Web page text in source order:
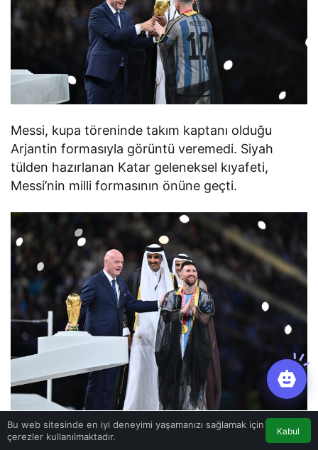
Messi, kupa töreninde takım kaptanı olduğu
Arjantin formasıyla görüntü veremedi. Siyah
tülden hazırlanan Katar geleneksel kıyafeti,
Messi’nin milli formasının önüne geçti.
Yıldız futbolcu ilk fırsatta ‘bişt’i üzerinden çıkarıp
Bu web sitesinde en iyi deneyimi yaşamanızı sağlamak için
çerezler kullanılmaktadır.
Kabul